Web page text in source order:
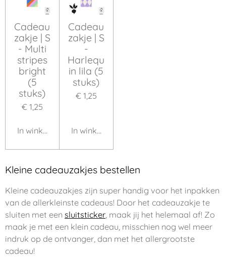
Cadeau
zakje | S
- Multi
stripes
bright
(5
stuks)
€ 1,25
In winkelwagen
Cadeau
zakje | S
-
Harlequ
in lila (5
stuks)
€ 1,25
In winkelwagen
Kleine cadeauzakjes bestellen
Kleine cadeauzakjes zijn super handig voor het inpakken
van de allerkleinste cadeaus! Door het cadeauzakje te
sluiten met een sluitsticker , maak jij het helemaal af! Zo
maak je met een klein cadeau, misschien nog wel meer
indruk op de ontvanger, dan met het allergrootste
cadeau!